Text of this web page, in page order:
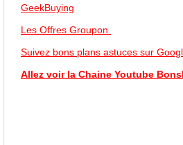
GeekBuying
Les Offres Groupon
Suivez bons plans astuces sur
Allez voir la Chaine Youtube